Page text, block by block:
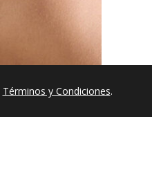
Términos y Condiciones.